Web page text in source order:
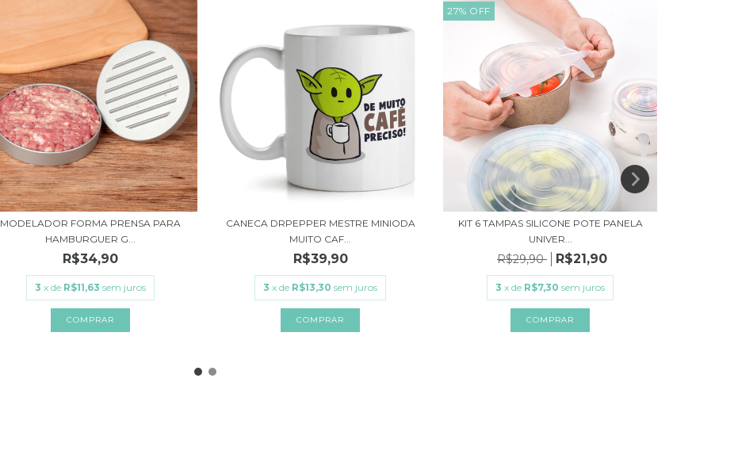
MODELADOR FORMA PRENSA PARA
HAMBURGUER G...
R$34,90
3 x de R$11,63 sem juros
CANECA DRPEPPER MESTRE MINIODA
MUITO CAF...
R$39,90
3 x de R$13,30 sem juros
27% OFF
KIT 6 TAMPAS SILICONE POTE PANELA
UNIVER...
R$29,90 R$21,90
3 x de R$7,30 sem juros
COMPRAR